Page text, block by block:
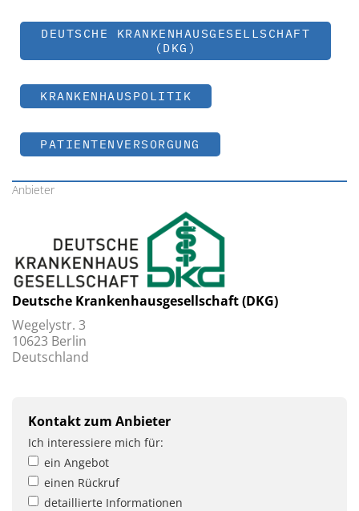
DEUTSCHE KRANKENHAUSGESELLSCHAFT
(DKG)
KRANKENHAUSPOLITIK
PATIENTENVERSORGUNG
Anbieter
Deutsche Krankenhausgesellschaft (DKG)
Wegelystr. 3
10623 Berlin
Deutschland
Kontakt zum Anbieter
Ich interessiere mich für:
ein Angebot
einen Rückruf
detaillierte Informationen